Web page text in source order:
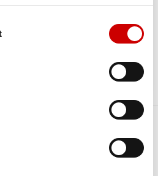
Norma Mäkynen
044
useampaan tilaisuuteen.